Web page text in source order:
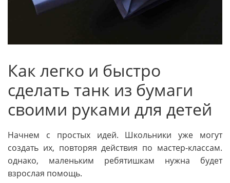
Как легко и быстро
сделать танк из бумаги
своими руками для детей
Начнем с простых идей. Школьники уже могут
создать их, повторяя действия по мастер-классам.
однако, маленьким ребятишкам нужна будет
взрослая помощь.